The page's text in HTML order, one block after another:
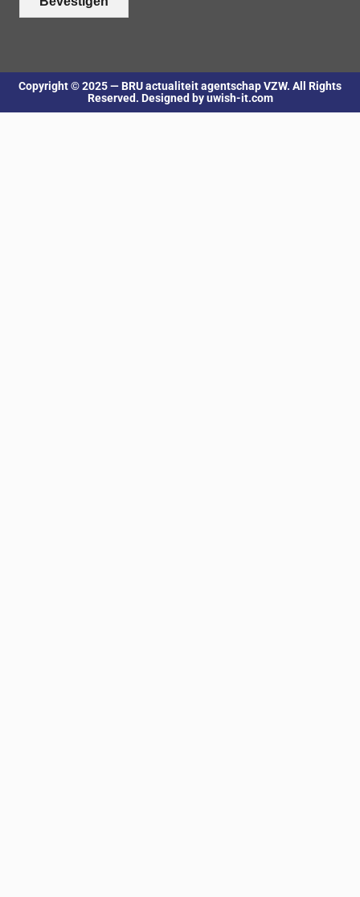
Copyright © 2025 — BRU actualiteit agentschap VZW. All Rights
Reserved. Designed by uwish-it.com